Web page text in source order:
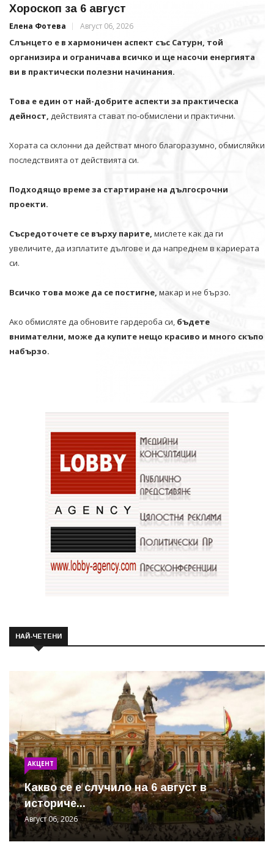
Хороскоп за 6 август
Елена Фотева Август 06, 2026
Слънцето е в хармоничен аспект със Сатурн, той
организира и ограничава всичко и щe насочи енергията
ви в практически полезни начинания.
Това е един от най-добрите аспекти за практическа
дейност, действията стават по-обмислени и практични.
Хората са склонни да действат много благоразумно, обмисляйки
последствията от действията си.
Подходящо време за стартиране на дългосрочни
проекти.
Съсредоточете се върху парите, мислете как да ги
увеличите, да изплатите дългове и да напреднем в кариерата
си.
Всичко това може да се постигне, макар и не бързо.
Ако обмисляте да обновите гардероба си, бъдете
внимателни, може да купите нещо красиво и много скъпо
набързо.
НАЙ-ЧЕТЕНИ
АКЦЕНТ
Какво се е случило на 6 август в
историче...
Август 06, 2026